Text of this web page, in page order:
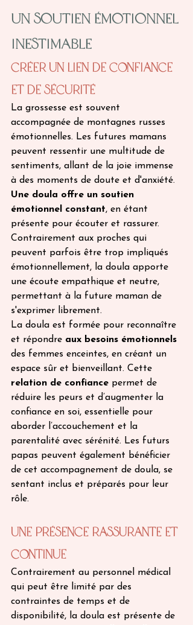
Un Soutien émotionnel
Inestimable
Créer un Lien de Confiance
et de Sécurité
La grossesse est souvent
accompagnée de montagnes russes
émotionnelles. Les futures mamans
peuvent ressentir une multitude de
sentiments, allant de la joie immense
à des moments de doute et d'anxiété.
Une doula offre un soutien
émotionnel constant, en étant
présente pour écouter et rassurer.
Contrairement aux proches qui
peuvent parfois être trop impliqués
émotionnellement, la doula apporte
une écoute empathique et neutre,
permettant à la future maman de
s'exprimer librement.
La doula est formée pour reconnaître
et répondre aux besoins émotionnels
des femmes enceintes, en créant un
espace sûr et bienveillant. Cette
relation de confiance permet de
réduire les peurs et d’augmenter la
confiance en soi, essentielle pour
aborder l’accouchement et la
parentalité avec sérénité. Les futurs
papas peuvent également bénéficier
de cet accompagnement de doula, se
sentant inclus et préparés pour leur
rôle.
Une Présence Rassurante et
Continue
Contrairement au personnel médical
qui peut être limité par des
contraintes de temps et de
disponibilité, la doula est présente de